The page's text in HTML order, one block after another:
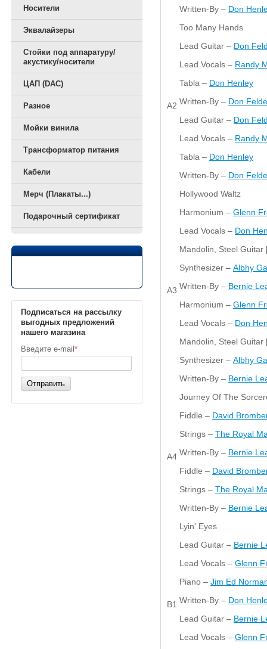
Носители
Эквалайзеры
Стойки под аппаратуру/
акустику/носители
ЦАП (DAC)
Разное
Мойки винила
Трансформатор питания
Кабели
Мерч (Плакаты...)
Подарочный сертификат
Подписаться на рассылку
выгодных предложений
нашего магазина
Введите e-mail *
Отправить
Written-By – Don
A2
Too Many Hands
Lead Guitar – Don
Lead Vocals – Randy
Tabla – Don Henley
Written-By – Don
Lead Guitar – Don
Lead Vocals – Randy
Tabla – Don Henley
Written-By – Don
A3
Hollywood Waltz
Harmonium – Glenn
Lead Vocals – Don
Mandolin, Steel
Synthesizer – Albhy
Written-By – Bernie
Harmonium – Glenn
Lead Vocals – Don
Mandolin, Steel
Synthesizer – Albhy
Written-By – Bernie
A4
Journey Of The
Fiddle – David
Strings – The Royal
Written-By – Bernie
Fiddle – David
Strings – The Royal
Written-By – Bernie
B1
Lyin' Eyes
Lead Guitar – Bernie
Lead Vocals – Glenn
Piano – Jim Ed
Written-By – Don
Lead Guitar – Bernie
Lead Vocals – Glenn